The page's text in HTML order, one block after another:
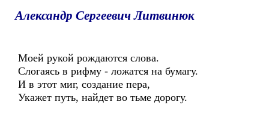
Александр Сергеевич Литвинюк
Моей рукой рождаются слова.
Слогаясь в рифму - ложатся на бумагу.
И в этот миг, создание пера,
Укажет путь, найдет во тьме дорогу.